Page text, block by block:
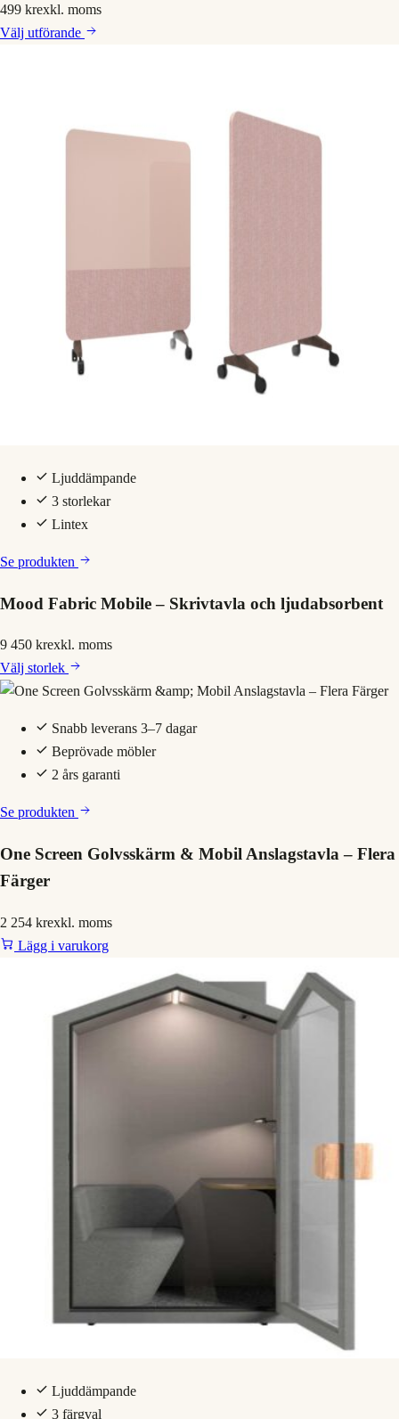
499 krexkl. moms
Välj utförande
Ljuddämpande
3 storlekar
Lintex
Se produkten
Mood Fabric Mobile – Skrivtavla och ljudabsorbent
9 450 krexkl. moms
Välj storlek
Snabb leverans 3–7 dagar
Beprövade möbler
2 års garanti
Se produkten
One Screen Golvsskärm & Mobil Anslagstavla – Flera
Färger
2 254 krexkl. moms
Lägg i varukorg
Ljuddämpande
3 färgval